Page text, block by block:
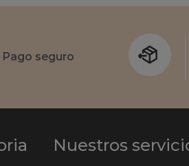
Pago seguro
Nuestros